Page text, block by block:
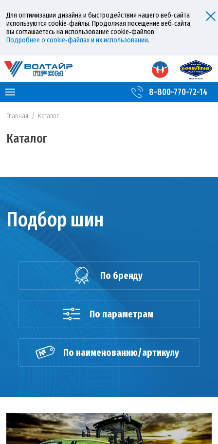
Для оптимизации дизайна и быстродействия нашего веб‑сайта
используются cookie‑файлы. Продолжая посещение веб‑сайта,
вы соглашаетесь на использование cookie‑файлов.
Подробнее о cookie‑файлах и их использовании.
8-800-770-72-14
Главная / Каталог
Каталог
Подбор шин
По бренду
По параметрам
По наименованию/артикулу